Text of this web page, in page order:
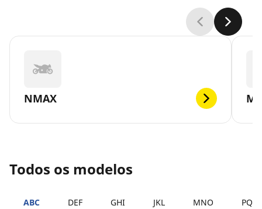
NMAX
Todos os modelos
ABC DEF GHI JKL MNO PQRS